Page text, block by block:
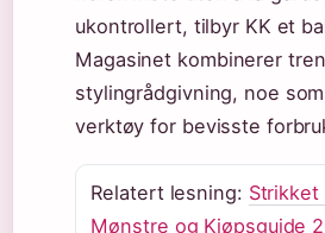
ukontrollert, tilbyr KK et
Magasinet kombinerer
stylingrådgivning, noe
verktøy for bevisste
Relatert lesning: Strikket
Mønstre og Kjøpsguide